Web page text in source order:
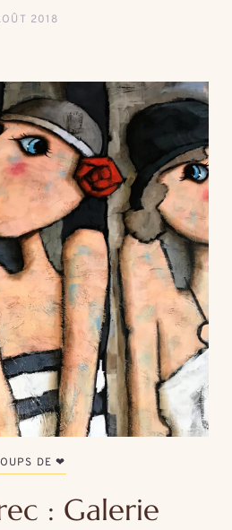
2018
DE ❤
: Galerie